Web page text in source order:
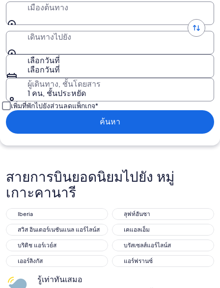
เมืองต้นทาง
เดินทางไปยัง
เลือกวันที่
เลือกวันที่
ผู้เดินทาง, ชั้นโดยสาร
1 คน, ชั้นประหยัด
เพิ่มที่พักไปยังส่วนลดแพ็กเกจ*
ค้นหา
สายการบินยอดนิยมไปยัง หมู่
เกาะคานารี
Iberia
ลุฟท์ฮันซา
สวิส อินเตอร์เนชันแนล แอร์ไลน์ส
เคแอลเอ็ม
บริติช แอร์เวย์ส
บรัสเซลส์แอร์ไลน์ส
เออร์ลิงกัส
แอร์ฟรานซ์
รู้เท่าทันเสมอ